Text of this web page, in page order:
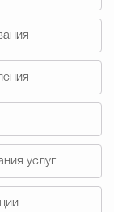
Городского
Городского
услуг